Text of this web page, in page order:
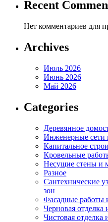
Recent
Нет комментариев для
Archives
Июль 2026
Июнь 2026
Май 2026
Categories
Деревянное
Инженерные сети
Капитальное
Кровельные
Несущие стены и
Разное
Сантехнические
зон
Фасадные работы
Черновая отделка
Чистовая